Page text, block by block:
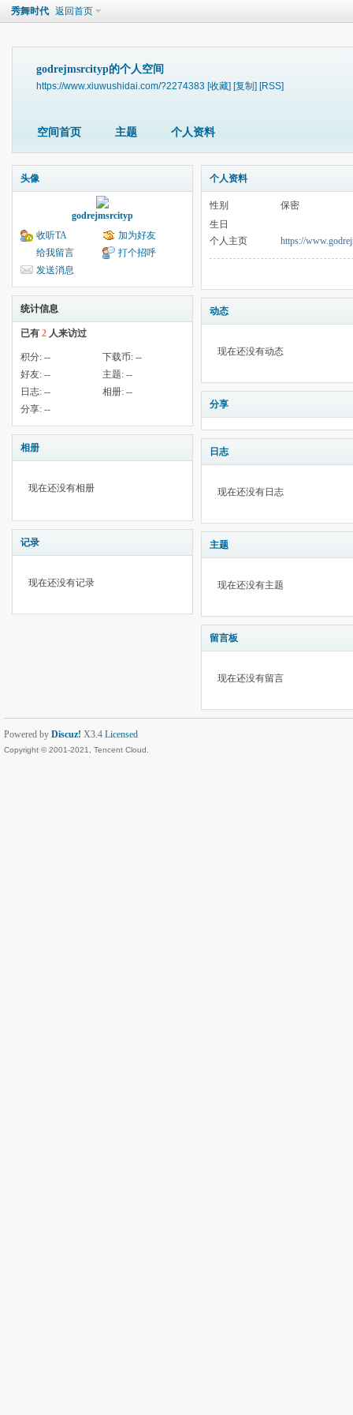
秀舞时代 返回首页
godrejmsrcityp的个人空间
https://www.xiuwushidai.com/?2274383 [收藏] [复制] [RSS]
空间首页 主题 个人资料
头像
godrejmsrcityp
收听TA
加为好友
给我留言
打个招呼
发送消息
统计信息
已有 2 人来访过
积分: -- 下载币: --
好友: -- 主题: --
日志: -- 相册: --
分享: --
相册
现在还没有相册
记录
现在还没有记录
个人资料
性别
保密
生日
个人主页
https://
动态
现在还没有动态
分享
日志
现在还没有日志
主题
现在还没有主题
留言板
现在还没有留言
Powered by Discuz! X3.4 Licensed
Copyright © 2001-2021, Tencent Cloud.